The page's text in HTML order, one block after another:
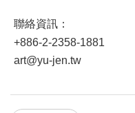
聯絡資訊：
+886-2-2358-1881
art@yu-jen.tw